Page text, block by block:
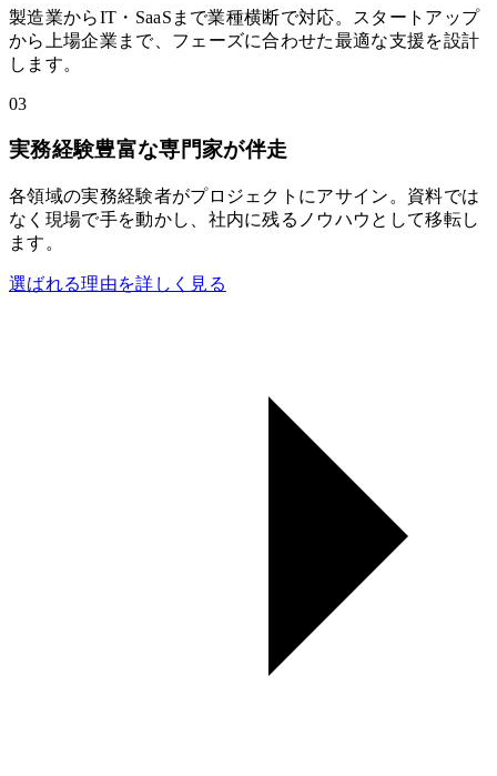
製造業からIT・SaaSまで業種横断で対応。スタートアップ
から上場企業まで、フェーズに合わせた最適な支援を設計
します。
03
実務経験豊富な専門家が伴走
各領域の実務経験者がプロジェクトにアサイン。資料では
なく現場で手を動かし、社内に残るノウハウとして移転し
ます。
選ばれる理由を詳しく見る